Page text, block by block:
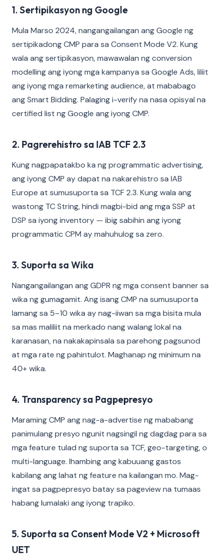
1. Sertipikasyon ng Google
Mula Marso 2024, nangangailangan ang Google ng
sertipikadong CMP para sa Consent Mode V2. Kung
wala ang sertipikasyon, mawawalan ng conversion
modelling ang iyong mga kampanya sa Google Ads, liliit
ang iyong mga remarketing audience, at mababago
ang Smart Bidding. Palaging i-verify na nasa opisyal na
certified list ng Google ang iyong CMP.
2. Pagrerehistro sa IAB TCF 2.3
Kung nagpapatakbo ka ng programmatic advertising,
ang iyong CMP ay dapat na nakarehistro sa IAB
Europe at sumusuporta sa TCF 2.3. Kung wala ang
wastong TC String, hindi magbi-bid ang mga SSP at
DSP sa iyong inventory — ibig sabihin ang iyong
programmatic CPM ay mahuhulog sa zero.
3. Suporta sa Wika
Nangangailangan ang GDPR ng mga consent banner sa
wika ng gumagamit. Ang isang CMP na sumusuporta
lamang sa 5–10 wika ay nag-iiwan sa mga bisita mula
sa mas maliliit na merkado nang walang lokal na
karanasan, na nakakapinsala sa parehong pagsunod
at mga rate ng pahintulot. Maghanap ng minimum na
40+ wika.
4. Transparency sa Pagpepresyo
Maraming CMP ang nag-a-advertise ng mababang
panimulang presyo ngunit nagsingil ng dagdag para sa
mga feature tulad ng suporta sa TCF, geo-targeting, o
multi-language. Ihambing ang kabuuang gastos
kabilang ang lahat ng feature na kailangan mo. Mag-
ingat sa pagpepresyo batay sa pageview na tumaas
habang lumalaki ang iyong trapiko.
5. Suporta sa Consent Mode V2 + Microsoft
UET